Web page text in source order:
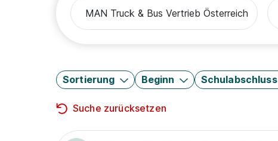
Sortierung Beginn Schulabschluss
Suche zurücksetzen